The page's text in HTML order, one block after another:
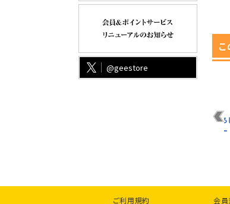
@geestore
志摩リン 描き下ろ
B2タペストリー
ご利用規約 会